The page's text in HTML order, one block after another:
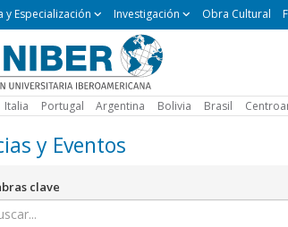
y Especialización Investigación Obra Cultural
Italia Portugal Argentina Bolivia Brasil
y Eventos
clave